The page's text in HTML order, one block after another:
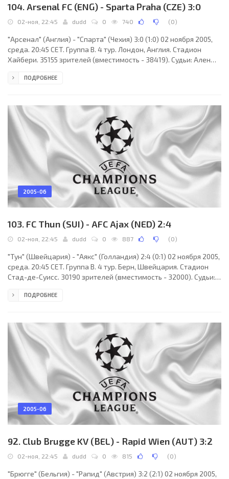
104. Arsenal FC (ENG) - Sparta Praha (CZE) 3:0
02-ноя, 22:45 dudd 0 740 (0)
"Арсенал" (Англия) - "Спарта" (Чехия) 3:0 (1:0) 02 ноября 2005,
среда. 20:45 CET. Группа B. 4 тур. Лондон, Англия. Стадион
Хайбери. 35155 зрителей (вместимость - 38419). Судьи: Ален
(Франция). Резервный: Тони Шапрон (Франция). "Арсенал":
Тьерри Анри (к) (Робин ван Перси, 66), Матье Фламини,
Жилберто Силва, Гаэль Клиши, Сол
ПОДРОБНЕЕ
2005-06
103. FC Thun (SUI) - AFC Ajax (NED) 2:4
02-ноя, 22:45 dudd 0 887 (0)
"Тун" (Швейцария) - "Аякс" (Голландия) 2:4 (0:1) 02 ноября 2005,
среда. 20:45 CET. Группа B. 4 тур. Берн, Швейцария. Стадион
Стад-де-Суисс. 30190 зрителей (вместимость - 32000). Судьи:
Роман Чабай (Словакия). Резервный: Рихард Гаврилла
Тьяго Бернарди, Арман Деми, Ален Орман (Андреас Гербер,
67), Сильван Эгертер (к),
ПОДРОБНЕЕ
2005-06
92. Club Brugge KV (BEL) - Rapid Wien (AUT) 3:2
02-ноя, 22:45 dudd 0 815 (0)
"Брюгге" (Бельгия) - "Рапид" (Австрия) 3:2 (2:1) 02 ноября 2005,